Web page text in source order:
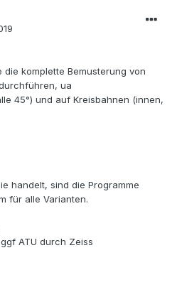
komplette Bemusterung von
ua
45°) und auf Kreisbahnen (innen,
handelt, sind die Programme
für alle Varianten.
ATU durch Zeiss